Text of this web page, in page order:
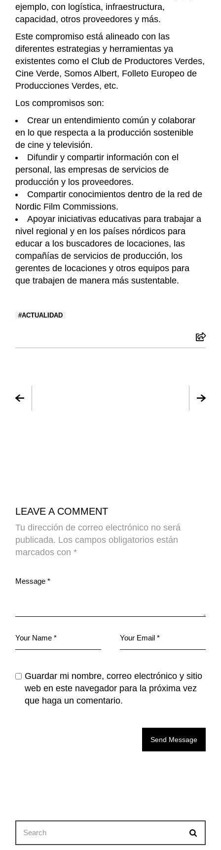
ejemplo, con logística, infraestructura,
capacidad, otros proveedores y más.
Este compromiso está alineado con las
diferentes estrategias y herramientas ya
existentes como el Club de Productores Verdes,
Cine Verde, Somos Albert, Folleto Europeo de
Producciones Verdes, etc.
Los compromisos son:
Crear un entendimiento común y colaborar
en lo que respecta a la producción sostenible
de cine y televisión.
Difundir y compartir información con el
personal, las empresas de servicios de
producción y los proveedores.
Compartir conocimientos dentro de la red de
Nordic Film Commissions.
Apoyar iniciativas educativas para trabajar a
nivel regional y en los países nórdicos para
educar a los buscadores de locaciones, las
compañías de servicios de producción, los
gerentes de locaciones y otros equipos para
que trabajen de manera más sustentable.
ACTUALIDAD
LEAVE A COMMENT
Tu dirección de correo electrónico no será
publicada. Los campos obligatorios están
marcados con*
Guardar mi nombre, correo electrónico y sitio
web en este navegador para la próxima vez
que haga un comentario.
Send Message
Search
for: